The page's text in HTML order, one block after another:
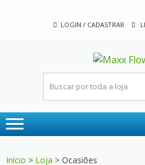
LOGIN / CADASTRAR
Início > Loja > Ocasiões